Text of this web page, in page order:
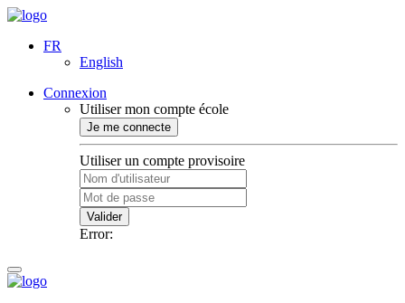
FR
English
Connexion
Utiliser mon compte école
Je me connecte
Utiliser un compte provisoire
Valider
Error: